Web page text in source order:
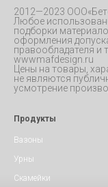
2012—2023
Любое
подборки
оформления
правообладателя и
wwwmafdesign.ru
Цены на товары,
не являются
усмотрение
Продукты
Вазоны
Урны
Скамейки